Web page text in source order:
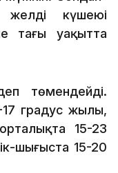
күшеюі
таңғы уақытта
төмендейді.
17 градус жылы,
15-23
шығыста 15-20